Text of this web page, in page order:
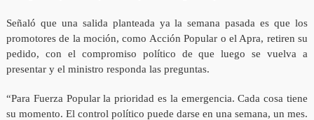
Señaló que una salida planteada ya la semana pasada es que los
promotores de la moción, como Acción Popular o el Apra, retiren su
pedido, con el compromiso político de que luego se vuelva a
presentar y el ministro responda las preguntas.
“Para Fuerza Popular la prioridad es la emergencia. Cada cosa tiene
su momento. El control político puede darse en una semana, un mes.